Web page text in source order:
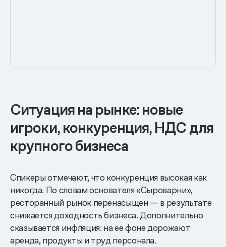
Ситуация на рынке: новые
игроки, конкуренция, НДС для
крупного бизнеса
Спикеры отмечают, что конкуренция высокая как
никогда. По словам основателя «Сыроварни»,
ресторанный рынок перенасыщен — в результате
снижается доходность бизнеса. Дополнительно
сказывается инфляция: на ее фоне дорожают
аренда, продукты и труд персонала.